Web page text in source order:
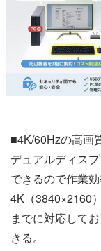
■4K/60Hzの高画
デュアルディス
できるので作業
4K（3840×2160
までに対応して
きる。